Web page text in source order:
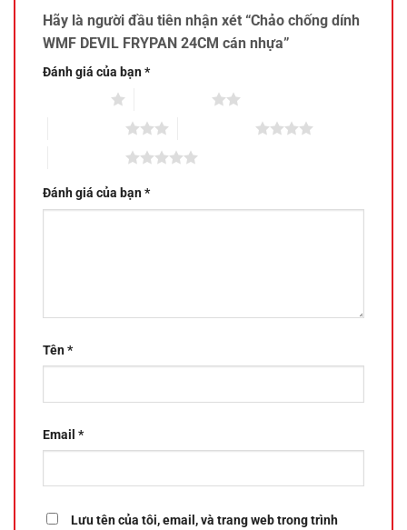
Hãy là người đầu tiên nhận xét “Chảo chống dính
WMF DEVIL FRYPAN 24CM cán nhựa”
Đánh giá của bạn*
Đánh giá của bạn*
Tên*
Email *
Lưu tên của tôi, email, và trang web trong trình